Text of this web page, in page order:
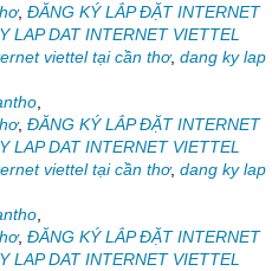
, ĐĂNG KÝ LẮP ĐẶT INTERNET
LAP DAT INTERNET VIETTEL
viettel tại cần thơ, dang ky lap
, ĐĂNG KÝ LẮP ĐẶT INTERNET
LAP DAT INTERNET VIETTEL
viettel tại cần thơ, dang ky lap
, ĐĂNG KÝ LẮP ĐẶT INTERNET
LAP DAT INTERNET VIETTEL